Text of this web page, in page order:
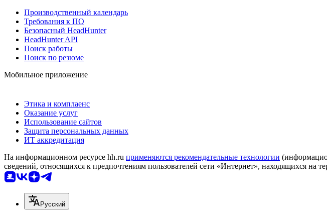
Производственный календарь
Требования к ПО
Безопасный HeadHunter
HeadHunter API
Поиск работы
Поиск по резюме
Мобильное приложение
Этика и комплаенс
Оказание услуг
Использование сайтов
Защита персональных данных
ИТ аккредитация
На информационном ресурсе hh.ru применяются рекомендательные технологии
сведений, относящихся к предпочтениям пользователей сети «Интернет», находящихся на
Русский